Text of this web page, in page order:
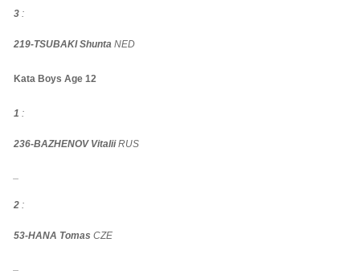
3 :
219-TSUBAKI Shunta NED
Kata Boys Age 12
1 :
236-BAZHENOV VitaliiRUS
2 :
53-HANA Tomas CZE